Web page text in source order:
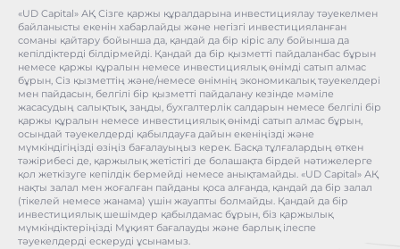
«UD Capital» АҚ Сізге қаржы құралдарына инвестициялау тәуекелмен
байланысты екенін хабарлайды және негізгі инвестицияланған
соманы қайтару бойынша да, қандай да бір кіріс алу бойынша да
кепілдіктерді білдірмейді. Қандай да бір қызметті пайдаланбас бұрын
немесе қаржы құралын немесе инвестициялық өнімді сатып алмас
бұрын, Сіз қызметтің және/немесе өнімнің экономикалық тәуекелдері
мен пайдасын, белгілі бір қызметті пайдалану кезінде мәміле
жасасудың салықтық, заңды, бухгалтерлік салдарын немесе белгілі бір
қаржы құралын немесе инвестициялық өнімді сатып алмас бұрын,
осындай тәуекелдерді қабылдауға дайын екеніңізді және
мүмкіндігіңізді өзіңіз бағалауыңыз керек. Басқа тұлғалардың өткен
тәжірибесі де, қаржылық жетістігі де болашақта бірдей нәтижелерге
қол жеткізуге кепілдік бермейді немесе анықтамайды. «UD Capital» АҚ
нақты залал мен жоғалған пайданы қоса алғанда, қандай да бір залал
(тікелей немесе жанама) үшін жауапты болмайды. Қандай да бір
инвестициялық шешімдер қабылдамас бұрын, біз қаржылық
мүмкіндіктеріңізді Мұқият бағалауды және барлық ілеспе
тәуекелдерді ескеруді ұсынамыз.